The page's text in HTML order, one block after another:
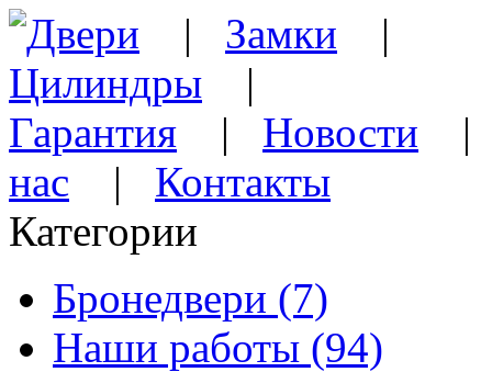
Двери | Замки |
Цилиндры |
Гарантия | Новости
нас | Контакты
Категории
Бронедвери (7)
Наши работы (94)